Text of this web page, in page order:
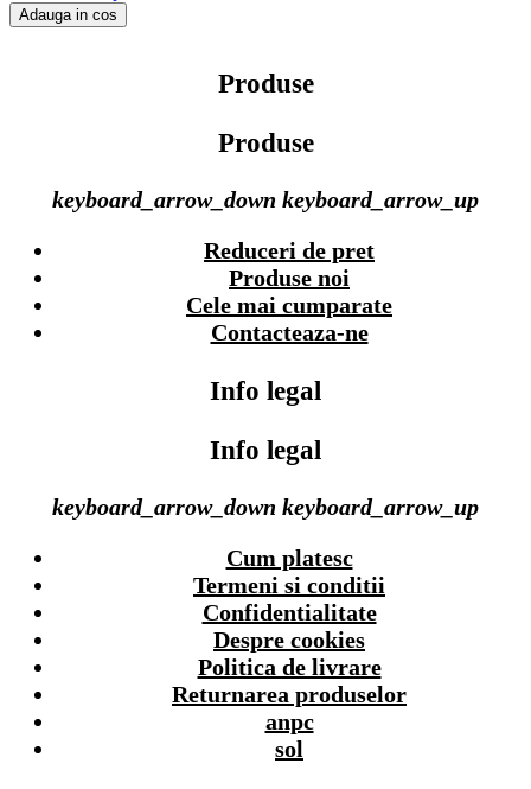
Adauga in cos
Produse
Produse
keyboard_arrow_down keyboard_arrow_up
Reduceri de pret
Produse noi
Cele mai cumparate
Contacteaza-ne
Info legal
Info legal
keyboard_arrow_down keyboard_arrow_up
Cum platesc
Termeni si conditii
Confidentialitate
Despre cookies
Politica de livrare
Returnarea produselor
anpc
sol